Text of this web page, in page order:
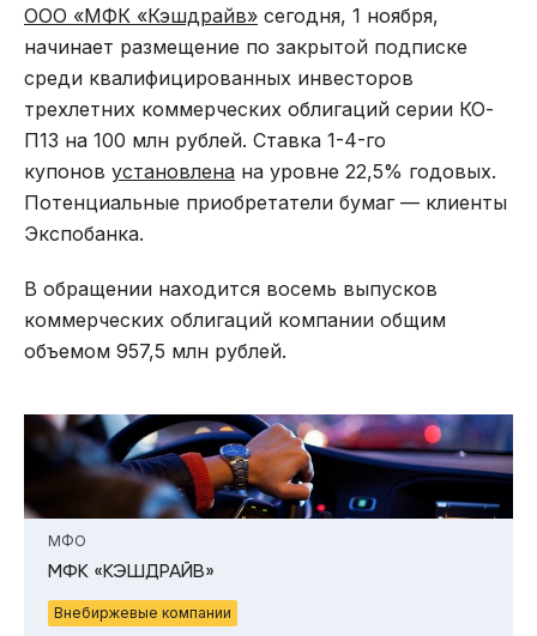
ООО «МФК «Кэшдрайв» сегодня, 1 ноября,
начинает размещение по закрытой подписке
среди квалифицированных инвесторов
трехлетних коммерческих облигаций серии КО-
П13 на 100 млн рублей. Ставка 1-4-го
купонов установлена на уровне 22,5% годовых.
Потенциальные приобретатели бумаг — клиенты
Экспобанка.
В обращении находится восемь выпусков
коммерческих облигаций компании общим
объемом 957,5 млн рублей.
МФО
МФК «КЭШДРАЙВ»
Внебиржевые компании